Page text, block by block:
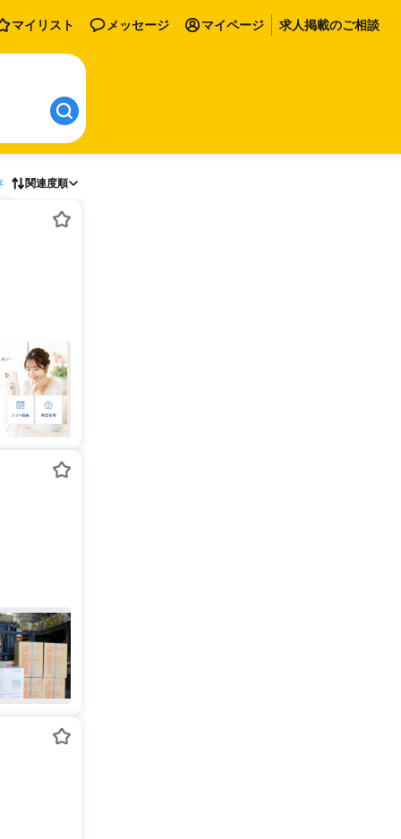
マイリスト メッセージ マイページ 求人掲載のご相談
関連度順